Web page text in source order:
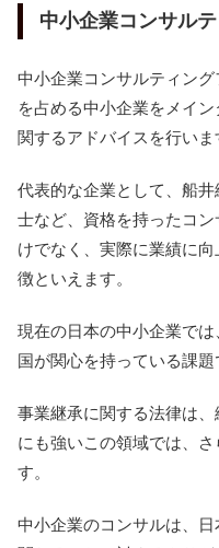
中小企業コンサル
中小企業コンサルティン
を占める中小企業をメイ
関するアドバイスを行いま
代表的な企業として、船
士など、資格を持ったコ
けでなく、実際に業績に
徴といえます。
現在の日本の中小企業では
国が関心を持っている課題
事業継承に関する法律は
にも強いこの領域では、
す。
中小企業のコンサルは、